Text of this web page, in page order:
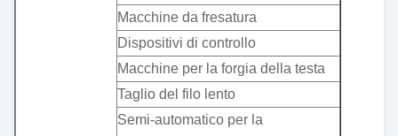
Macchine da fresatura
Dispositivi di controllo
Macchine per la forgia della testa
Taglio del filo lento
Semi-automatico per la